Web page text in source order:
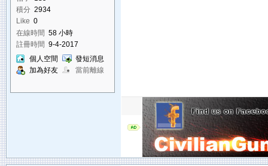
積分 2934
Like 0
在線時間 58 小時
註冊時間 9-4-2017
個人空間
發短消息
加為好友
當前離線